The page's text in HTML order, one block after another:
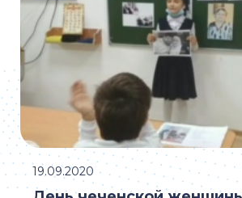
19.09.2020